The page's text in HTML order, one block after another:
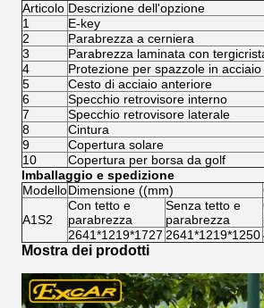
Articolo Descrizione dell'opzione
1
E-key
2
Parabrezza a cerniera
3
Parabrezza laminata con
4
Protezione per spazzole in acciaio
5
Cesto di acciaio anteriore
6
Specchio retrovisore interno
7
Specchio retrovisore laterale
8
Cintura
9
Copertura solare
10
Copertura per borsa da golf
Imballaggio e spedizione
ModelloDimensione ((mm)
A1S2
Con tetto e
parabrezza
Senza tetto e
parabrezza
2641*1219*1727 2641*1219*1250
Mostra dei prodotti